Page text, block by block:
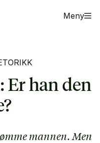
Meny
Er han den
mannen. Men